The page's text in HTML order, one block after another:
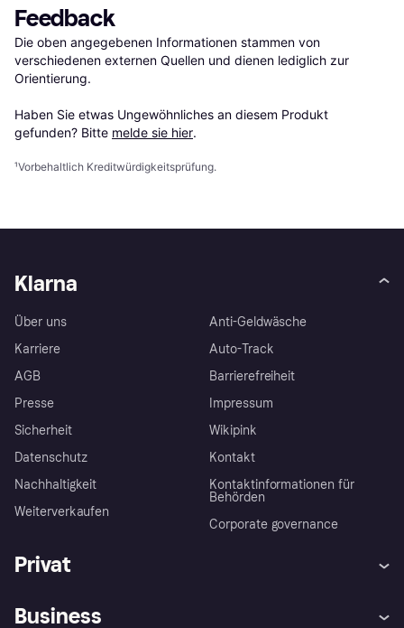
Feedback
Die oben angegebenen Informationen stammen von
verschiedenen externen Quellen und dienen lediglich zur
Orientierung.
Haben Sie etwas Ungewöhnliches an diesem Produkt
gefunden? Bitte melde sie hier.
¹Vorbehaltlich Kreditwürdigkeitsprüfung.
Klarna
Über uns
Karriere
AGB
Presse
Sicherheit
Datenschutz
Nachhaltigkeit
Weiterverkaufen
Anti-Geldwäsche
Auto-Track
Barrierefreiheit
Impressum
Wikipink
Kontakt
Kontaktinformationen für
Behörden
Corporate governance
Privat
Business